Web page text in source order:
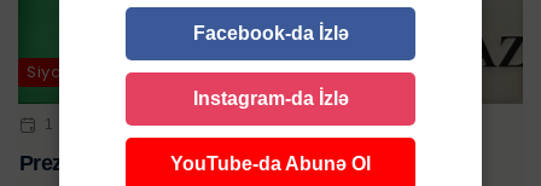
Siyasət
1 OKT 2024 | 14:53
Prezident onu Rusiyaya səfir təyin etdi
Facebook-da İzlə
Instagram-da İzlə
YouTube-da Abunə Ol